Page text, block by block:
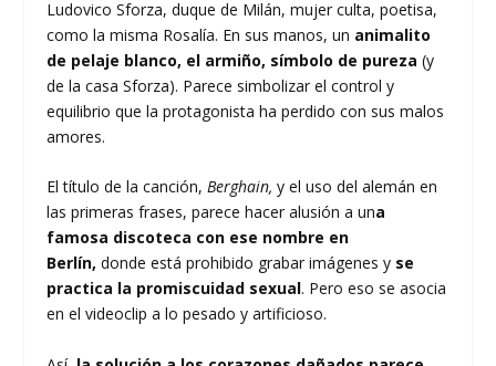
Ludovico Sforza, duque de Milán, mujer culta, poetisa,
como la misma Rosalía. En sus manos, un animalito
de pelaje blanco, el armiño, símbolo de pureza(y
de la casa Sforza). Parece simbolizar el control y
equilibrio que la protagonista ha perdido con sus malos
amores.
El título de la canción,Berghain, y el uso del alemán en
las primeras frases, parece hacer alusión a una
famosa discoteca con ese nombre en
Berlín, donde está prohibido grabar imágenes y se
practica la promiscuidad sexual. Pero eso se asocia
en el videoclip a lo pesado y artificioso.